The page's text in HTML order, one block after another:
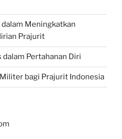
Meningkatkan
Prajurit
Pertahanan Diri
bagi Prajurit Indonesia